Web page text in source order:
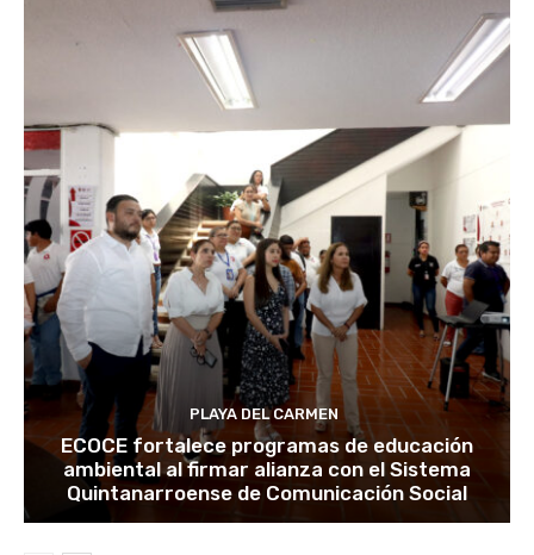
PLAYA DEL CARMEN
ECOCE fortalece programas de educación
ambiental al firmar alianza con el Sistema
Quintanarroense de Comunicación Social